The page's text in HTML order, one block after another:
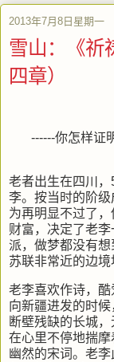
2013年7月8日星期一
雪山：《祈
四章）
------你怎样证
老者出生在四川
李。按当时的阶
为再明显不过了
财富，决定了老
派，做梦都没有
苏联非常近的边境
老李喜欢作诗，
向新疆进发的时候
断壁残缺的长城
在心里不停地揣
幽然的宋词。老